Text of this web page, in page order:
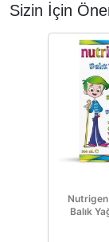
Sizin İçin
Balık